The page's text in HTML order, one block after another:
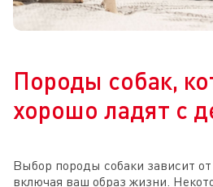
Породы собак,
хорошо ладят с
Выбор породы собаки зависит от
включая ваш образ жизни.